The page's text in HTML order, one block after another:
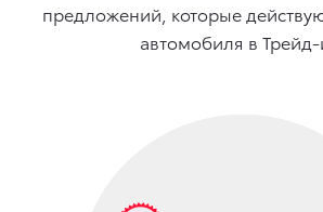
предложений, которые
автомобиля в